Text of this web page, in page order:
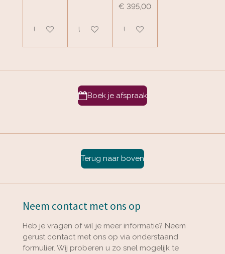
UitgeschakeldUitgeschakeld
€ 395,00
Uitgeschakeld
Boek je afspraak
Terug naar boven
Neem contact met ons op
Heb je vragen of wil je meer informatie? Neem
gerust contact met ons op via onderstaand
formulier. Wij proberen u zo snel mogelijk te